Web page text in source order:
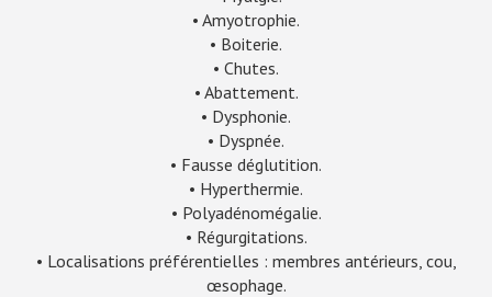
• Amyotrophie.
• Boiterie.
• Chutes.
• Abattement.
• Dysphonie.
• Dyspnée.
• Fausse déglutition.
• Hyperthermie.
• Polyadénomégalie.
• Régurgitations.
• Localisations préférentielles : membres antérieurs, cou,
œsophage.